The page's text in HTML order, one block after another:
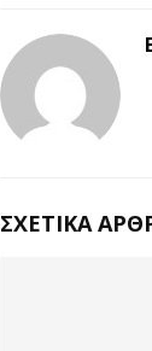
ΣΧΕΤΙΚΆ